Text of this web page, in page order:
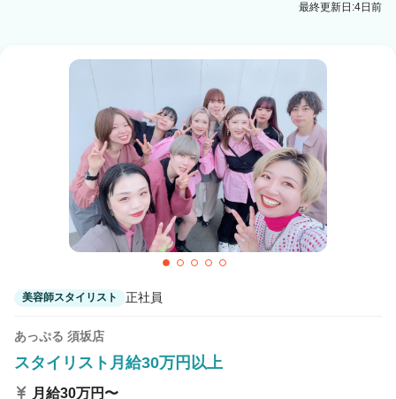
最終更新日:4日前
美容師スタイリスト 正社員
あっぷる 須坂店
スタイリスト月給30万円以上
月給30万円〜